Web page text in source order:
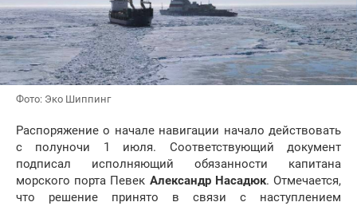
Фото: Эко Шиппинг
Распоряжение о начале навигации начало действовать
с полуночи 1 июля. Соответствующий документ
подписал исполняющий обязанности капитана
морского порта Певек Александр Насадюк. Отмечается,
что решение принято в связи с наступлением